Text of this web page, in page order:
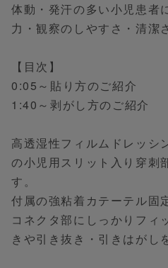
体動・発汗の多い小児患者
力・観察のしやすさ・清潔
【目次】
0:05～貼り方のご紹介
1:40～剥がし方のご紹介
高透湿性フィルムドレッシ
の小児用スリット入り穿刺
す。
付属の強粘着カテーテル固
コネクタ部にしっかりフィ
きや引き抜き・引きはがし